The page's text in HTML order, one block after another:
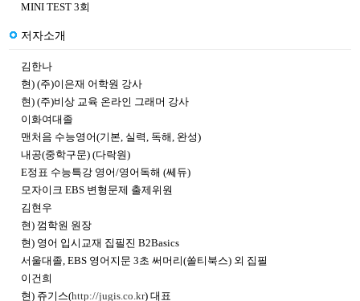
MINI TEST 3회
저자소개
김한나
현) (주)이은재 어학원 강사
현) (주)비상 교육 온라인 그래머 강사
이화여대졸
맨처음 수능영어(기본, 실력, 독해, 완성)
내공(중학구문) (다락원)
E정표 수능특강 영어/영어독해 (쎄듀)
모자이크 EBS 변형문제 출제위원
김현우
현) 껌학원 원장
현) 영어 입시교재 집필진 B2Basics
서울대졸, EBS 영어지문 3초 써머리(쏠티북스) 외 집필
이건희
현) 쥬기스(http://jugis.co.kr) 대표